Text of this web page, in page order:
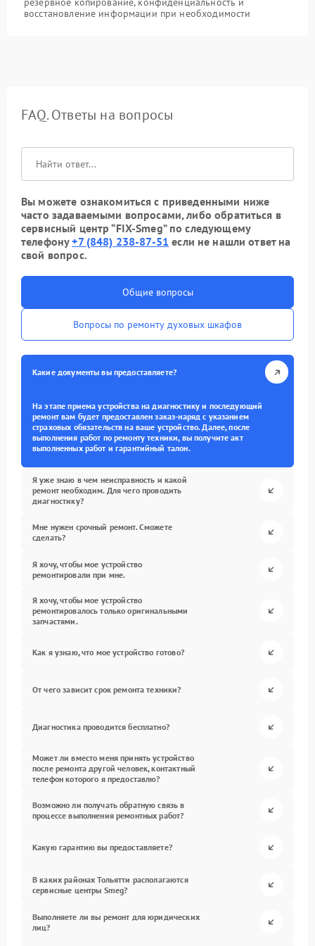
восстановление информации при необходимости
FAQ. Ответы на вопросы
Вы можете ознакомиться с приведенными ниже
часто задаваемыми вопросами, либо обратиться в
сервисный центр “FIX-Smeg” по следующему
телефону+7 (848) 238-87-51 если не нашли ответ на
свой вопрос.
Общие вопросы
Вопросы по ремонту духовых шкафов
Какие документы вы предоставляете?
На этапе приема устройства на диагностику и последующий
ремонт вам будет предоставлен заказ-наряд с указанием
страховых обязательств на ваше устройство. Далее, после
выполнения работ по ремонту техники, вы получите акт
выполненных работ и гарантийный талон.
Я уже знаю в чем неисправность и какой
ремонт необходим. Для чего проводить
диагностику?
Мне нужен срочный ремонт. Сможете
сделать?
Я хочу, чтобы мое устройство
ремонтировали при мне.
Я хочу, чтобы мое устройство
ремонтировалось только оригинальными
запчастями.
Как я узнаю, что мое устройство готово?
От чего зависит срок ремонта техники?
Диагностика проводится бесплатно?
Может ли вместо меня принять устройство
после ремонта другой человек, контактный
телефон которого я предоставлю?
Возможно ли получать обратную связь в
процессе выполнения ремонтных работ?
Какую гарантию вы предоставляете?
В каких районах Тольятти располагаются
сервисные центры Smeg?
Выполняете ли вы ремонт для юридических
лиц?